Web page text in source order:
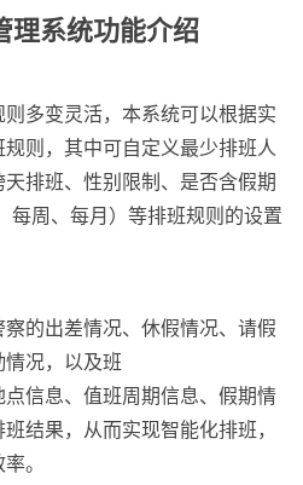
理系统功能介绍
多变灵活，本系统可以根据实
则，其中可自定义最少排班人
排班、性别限制、是否含假期
每周、每月）等排班规则的设置
的出差情况、休假情况、请假
况，以及班
信息、值班周期信息、假期情
结果，从而实现智能化排班，
。